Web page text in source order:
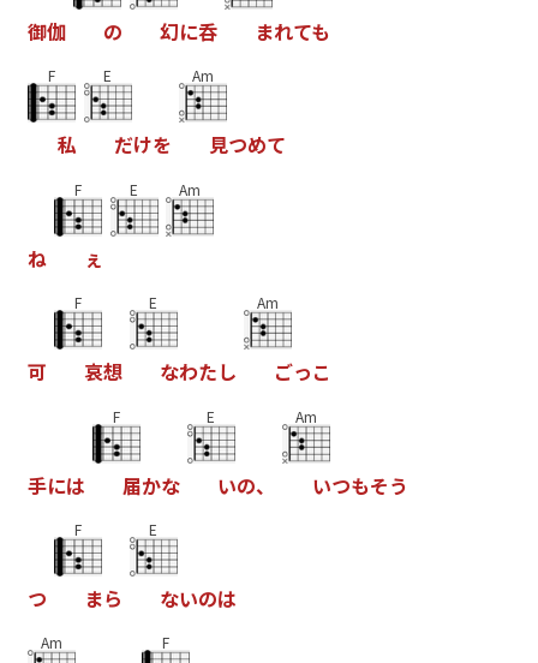
御伽 の 幻に呑 まれても
F
私
E
だけを
Am
見つめて
ね
F
ぇ
E Am
可
F
哀想
E
なわたし
Am
ごっこ
手には
F
届かな
E
いの、
Am
いつもそう
つ
F
まら
E
ないのは
Am F